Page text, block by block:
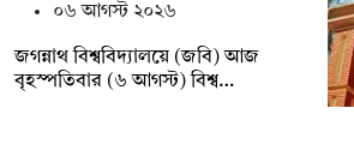
০৬ আগস্ট ২০২৬
জগন্নাথ বিশ্ববিদ্যালয়ে (জবি) আজ
বৃহস্পতিবার (৬ আগস্ট) বিশ্ব…